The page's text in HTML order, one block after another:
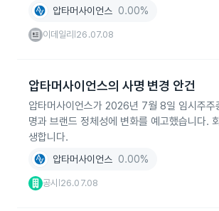
압타머사이언스 0.00%
이데일리 26.07.08
압타머사이언스의 사명 변경 안건
압타머사이언스가 2026년 7월 8일 임시주
명과 브랜드 정체성에 변화를 예고했습니다.
생합니다.
압타머사이언스 0.00%
공시 26.07.08